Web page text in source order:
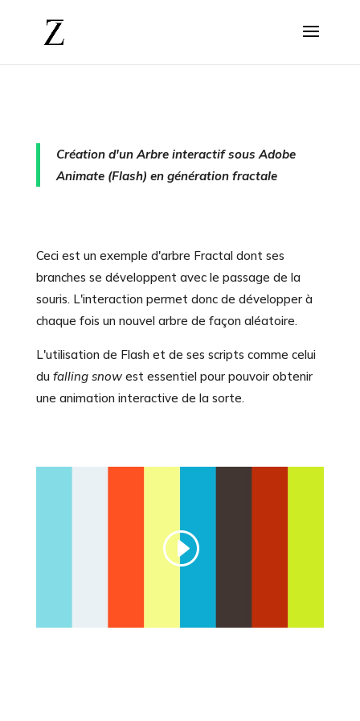
Création d'un Arbre interactif sous Adobe
Animate (Flash) en génération fractale
Ceci est un exemple d'arbre Fractal dont ses
branches se développent avec le passage de la
souris. L'interaction permet donc de développer à
chaque fois un nouvel arbre de façon aléatoire.
L'utilisation de Flash et de ses scripts comme celui
du falling snowest essentiel pour pouvoir obtenir
une animation interactive de la sorte.